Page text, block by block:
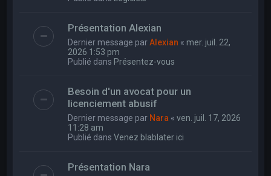
Présentation Alexian
Dernier message parAlexian « mer. juil. 22,
2026 1:53 pm
Publié dans Présentez-vous
Besoin d'un avocat pour un
licenciement abusif
Dernier message par Nara «ven. juil. 17, 2026
11:28 am
Publié dansVenez blablater ici
Présentation Nara